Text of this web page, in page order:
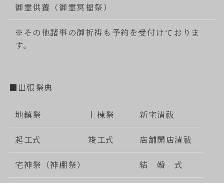
御霊供養（御霊冥福祭）
※その他諸事の御祈祷も予約を受付けておりま
す。
■出張祭典
地鎮祭 上棟祭 新宅清祓
起工式 竣工式 店舗開店清祓
宅神祭（神棚祭） 結 婚 式